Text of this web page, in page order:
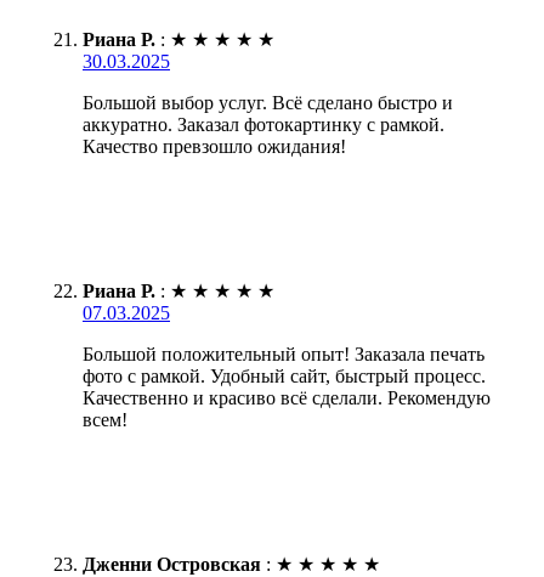
Риана Р. : ★ ★ ★ ★ ★
30.03.2025
Большой выбор услуг. Всё сделано быстро и
аккуратно. Заказал фотокартинку с рамкой.
Качество превзошло ожидания!
Риана Р. : ★ ★ ★ ★ ★
07.03.2025
Большой положительный опыт! Заказала печать
фото с рамкой. Удобный сайт, быстрый процесс.
Качественно и красиво всё сделали. Рекомендую
всем!
Дженни Островская : ★ ★ ★ ★ ★